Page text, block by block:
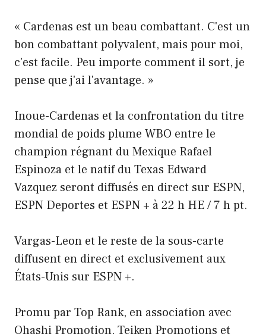
« Cardenas est un beau combattant. C'est un
bon combattant polyvalent, mais pour moi,
c'est facile. Peu importe comment il sort, je
pense que j'ai l'avantage. »
Inoue-Cardenas et la confrontation du titre
mondial de poids plume WBO entre le
champion régnant du Mexique Rafael
Espinoza et le natif du Texas Edward
Vazquez seront diffusés en direct sur ESPN,
ESPN Deportes et ESPN + à 22 h HE / 7 h pt.
Vargas-Leon et le reste de la sous-carte
diffusent en direct et exclusivement aux
États-Unis sur ESPN +.
Promu par Top Rank, en association avec
Ohashi Promotion, Teiken Promotions et